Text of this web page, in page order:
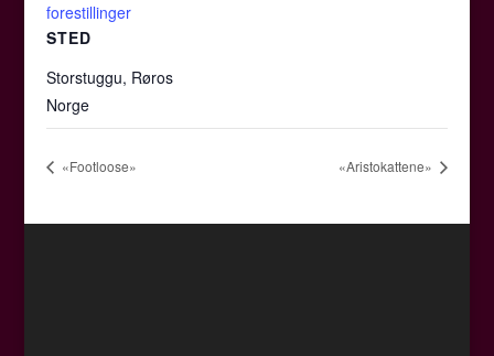
forestillinger
STED
Storstuggu, Røros
Norge
«Footloose» «Aristokattene»